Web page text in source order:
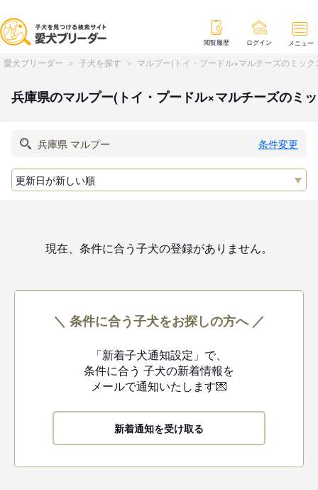
閲覧履歴 ログイン メニュー
愛犬ブリーダー 子犬を探す マルプー(トイ・プードル×マルチーズのミッ
兵庫県のマルプー(トイ・プードル×マルチーズのミ
条件変更
現在、条件に合う子犬の登録がありません。
＼ 条件に合う子犬をお探しの方へ ／
「新着子犬通知設定」で、
条件に合う 子犬の新着情報を
メールで通知いたします💌
新着通知を受け取る